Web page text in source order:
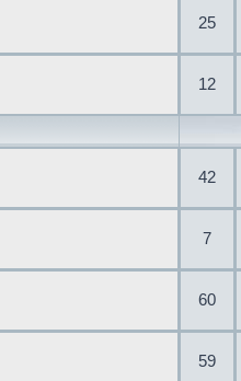
25
12
42
7
60
59